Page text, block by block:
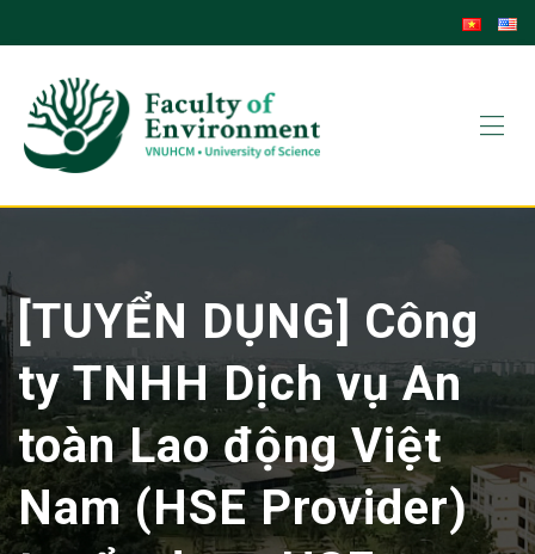
to
content
[TUYỂN DỤNG] Công
ty TNHH Dịch vụ An
toàn Lao động Việt
Nam (HSE Provider)